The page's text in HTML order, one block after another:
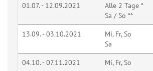
01.07. - 12.09.2021
Alle 2 Tage *
Sa / So **
13.09. - 03.10.2021
Mi, Fr, So
Sa
04.10. - 07.11.2021 Mi, Fr, So